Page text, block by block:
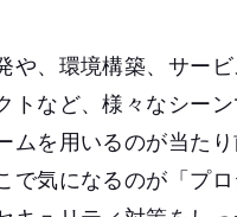
や、環境構築、サー
トなど、様々なシー
ムを用いるのが当た
で気になるのが「プ